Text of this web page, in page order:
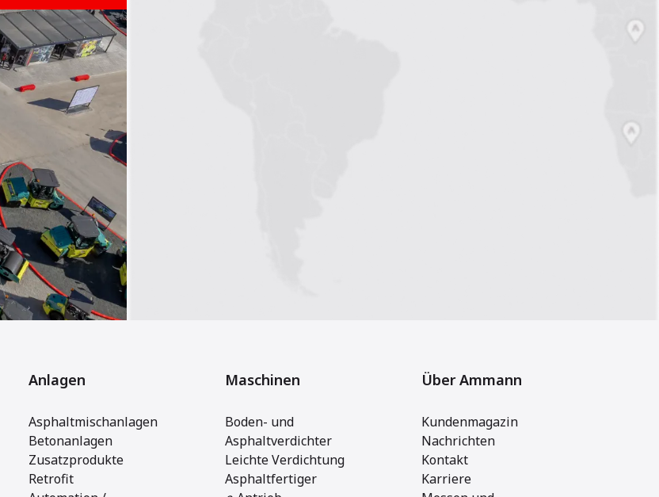
Anlagen
Asphaltmischanlagen
Betonanlagen
Zusatzprodukte
Retrofit
Maschinen
Boden- und
Asphaltverdichter
Leichte Verdichtung
Asphaltfertiger
Über Ammann
Kundenmagazin
Nachrichten
Kontakt
Karriere